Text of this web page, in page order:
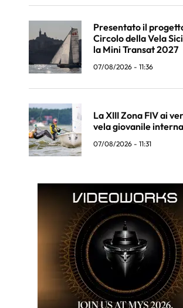
Presentato il
Circolo della Vela
la Mini Transat 2027
07/08/2026 - 11:36
La XIII Zona FIV ai
vela giovanile
07/08/2026 - 11:31